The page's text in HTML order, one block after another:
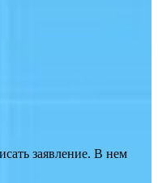
заявление. В нем